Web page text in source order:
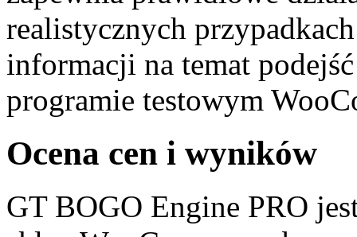
realistycznych
informacji na temat
programie testowym
Ocena cen i wyników
GT BOGO Engine PRO